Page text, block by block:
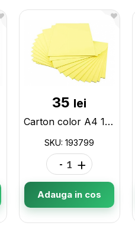
35 lei
Carton color A4 15cul.190gr DUBLU 193799
SKU: 193799
- +
Adauga in cos